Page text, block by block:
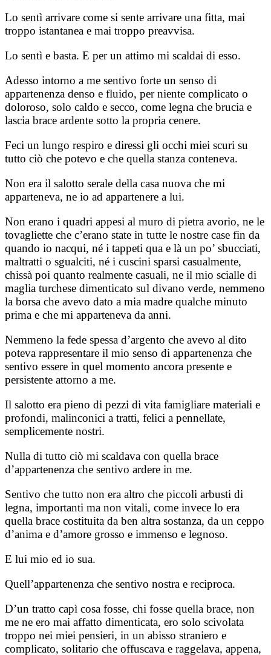
Lo sentì arrivare come si sente arrivare una fitta, mai
troppo istantanea e mai troppo preavvisa.
Lo sentì e basta. E per un attimo mi scaldai di esso.
Adesso intorno a me sentivo forte un senso di
appartenenza denso e fluido, per niente complicato o
doloroso, solo caldo e secco, come legna che brucia e
lascia brace ardente sotto la propria cenere.
Feci un lungo respiro e diressi gli occhi miei scuri su
tutto ciò che potevo e che quella stanza conteneva.
Non era il salotto serale della casa nuova che mi
apparteneva, ne io ad appartenere a lui.
Non erano i quadri appesi al muro di pietra avorio, ne le
tovagliette che c’erano state in tutte le nostre case fin da
quando io nacqui, né i tappeti qua e là un po’ sbucciati,
maltratti o sgualciti, né i cuscini sparsi casualmente,
chissà poi quanto realmente casuali, ne il mio scialle di
maglia turchese dimenticato sul divano verde, nemmeno
la borsa che avevo dato a mia madre qualche minuto
prima e che mi apparteneva da anni.
Nemmeno la fede spessa d’argento che avevo al dito
poteva rappresentare il mio senso di appartenenza che
sentivo essere in quel momento ancora presente e
persistente attorno a me.
Il salotto era pieno di pezzi di vita famigliare materiali e
profondi, malinconici a tratti, felici a pennellate,
semplicemente nostri.
Nulla di tutto ciò mi scaldava con quella brace
d’appartenenza che sentivo ardere in me.
Sentivo che tutto non era altro che piccoli arbusti di
legna, importanti ma non vitali, come invece lo era
quella brace costituita da ben altra sostanza, da un ceppo
d’anima e d’amore grosso e immenso e legnoso.
E lui mio ed io sua.
Quell’appartenenza che sentivo nostra e reciproca.
D’un tratto capì cosa fosse, chi fosse quella brace, non
me ne ero mai affatto dimenticata, ero solo scivolata
troppo nei miei pensieri, in un abisso straniero e
complicato, solitario che offuscava e raggelava, appena,